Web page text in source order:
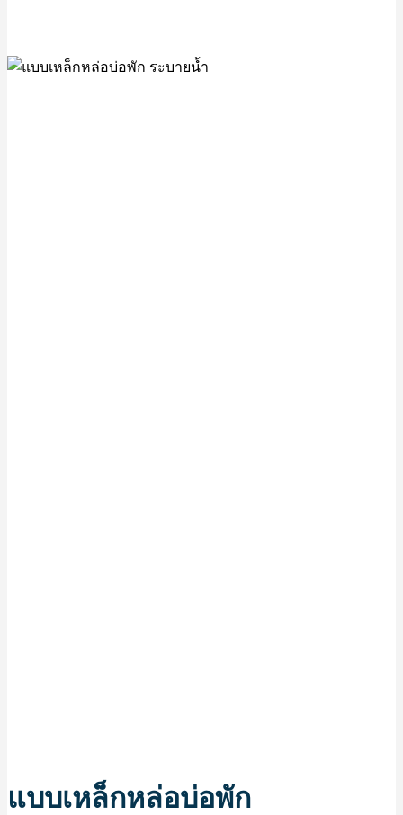
แบบเหล็กหล่อบ่อพัก